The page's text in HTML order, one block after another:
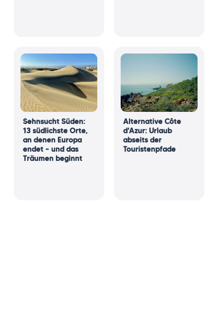
Sehnsucht Süden:
13 südlichste Orte,
an denen Europa
endet – und das
Träumen beginnt
Alternative Côte
d'Azur: Urlaub
abseits der
Touristenpfade